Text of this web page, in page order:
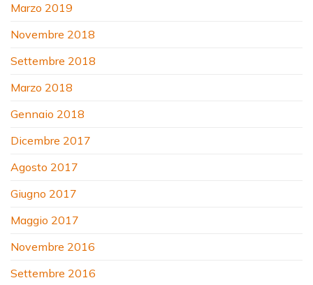
Marzo 2019
Novembre 2018
Settembre 2018
Marzo 2018
Gennaio 2018
Dicembre 2017
Agosto 2017
Giugno 2017
Maggio 2017
Novembre 2016
Settembre 2016